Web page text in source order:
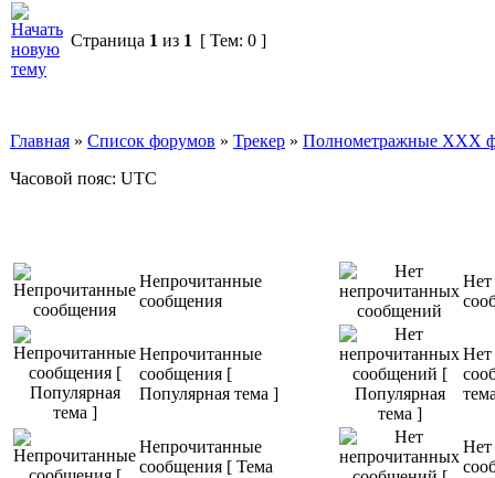
Страница 1 из 1 [ Тем: 0 ]
Главная » Список форумов » Трекер » Полнометражные XXX
Часовой пояс: UTC
Непрочитанные
сообщения
Нет
Непрочитанные
сообщения [
Популярная тема ]
Нет
Непрочитанные
сообщения [ Тема
Нет